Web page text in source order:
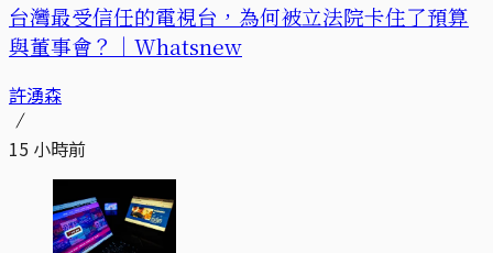
台灣最受信任的電視台，為何被立法院卡住了預算
與董事會？｜Whatsnew
許湧森
15 小時前